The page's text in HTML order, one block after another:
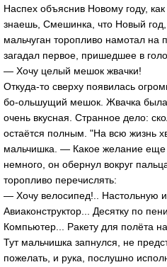
Наспех объяснив Новому году,
знаешь, Смешинка, что Новый год,
мальчуган торопливо намотал на
загадал первое, пришедшее в
— Хочу целый мешок жвачки!
Откуда-то сверху появилась
бо-ольшущий мешок. Жвачка была
очень вкусная. Странное дело:
остаётся полным. "На всю жизнь
мальчишка. — Какое желание еще
немного, он обернул вокруг
торопливо перечислять:
— Хочу велосипед!.. Настольную
Авиаконструктор... Десятку по
Компьютер... Ракету для полёта
Тут мальчишка запнулся, не
пожелать, и рука, послушно